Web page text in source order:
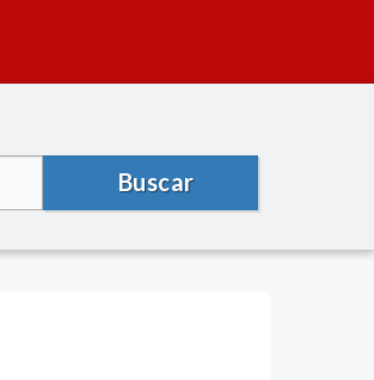
Buscar